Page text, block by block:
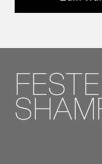
FESTE